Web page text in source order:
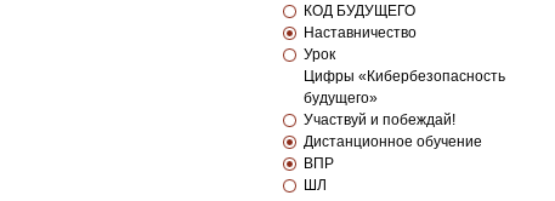
КОД БУДУЩЕГО
Наставничество
Урок
Цифры «Кибербезопасность
будущего»
Участвуй и побеждай!
Дистанционное обучение
ВПР
ШЛ